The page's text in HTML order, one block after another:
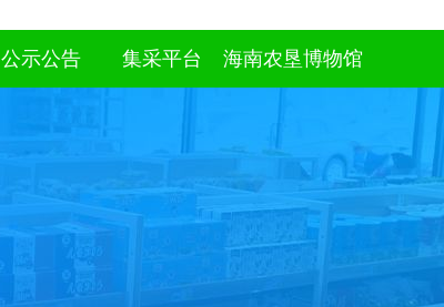
公示公告 集采平台 海南农垦博物馆